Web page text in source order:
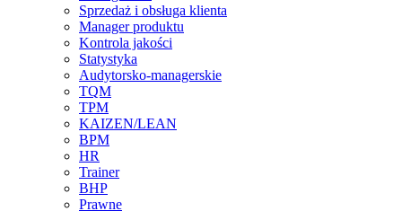
Sprzedaż i obsługa klienta
Manager produktu
Kontrola jakości
Statystyka
Audytorsko-managerskie
TQM
TPM
KAIZEN/LEAN
BPM
HR
Trainer
BHP
Prawne